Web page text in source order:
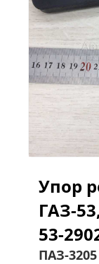
Упор
ГАЗ-
53-
ПАЗ-3205